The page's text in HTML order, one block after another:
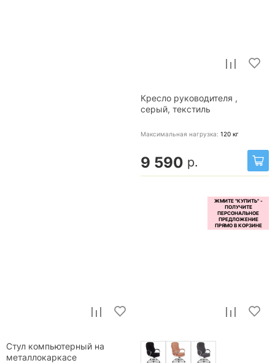
Кресло руководителя ,
серый, текстиль
Максимальная нагрузка: 120 кг
9 590 р.
Стул компьютерный на
металлокаркасе